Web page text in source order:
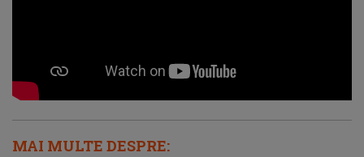
MAI MULTE DESPRE: